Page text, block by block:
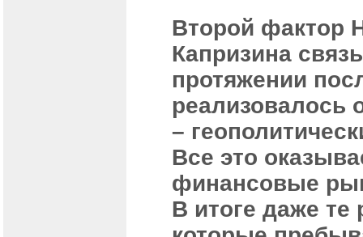
Второй фактор
Капризина
протяжении
реализовалось
–
Все это
финансовые
В итоге даже те